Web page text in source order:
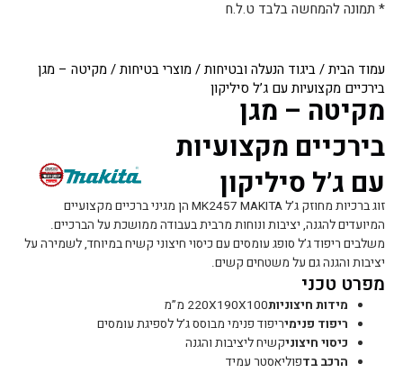
עמוד הבית/ביגוד הנעלה ובטיחות/מוצרי בטיחות/ מקיטה – מגן
בירכיים מקצועיות עם ג’ל סיליקון
מקיטה – מגן
בירכיים מקצועיות
עם ג’ל סיליקון
זוג ברכיות מחוזק ג’ל MK2457 MAKITA הן מגיני ברכיים מקצועיים
המיועדים להגנה, יציבות ונוחות מרבית בעבודה ממושכת על הברכיים.
משלבים ריפוד ג’ל סופג עומסים עם כיסוי חיצוני קשיח במיוחד, לשמירה על
יציבות והגנה גם על משטחים קשים.
מפרט טכני
מידות חיצוניות220X190X100 מ”מ
ריפוד פנימיריפוד פנימי מבוסס ג’ל לספיגת עומסים
כיסוי חיצוניקשיח ליציבות והגנה
הרכב בדפוליאסטר עמיד
* תמונה להמחשה בלבד ט.ל.ח